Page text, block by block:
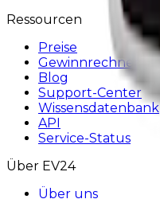
Ressourcen
Preise
Gewinnrechner
Blog
Support-Center
Wissensdatenbank
API
Service-Status
Über EV24
Über uns